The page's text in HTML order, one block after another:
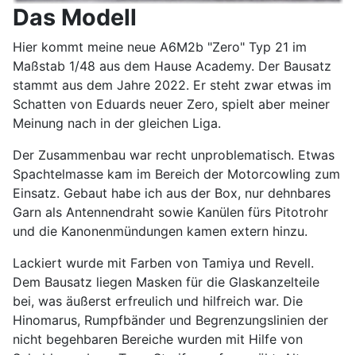
Das Modell
Hier kommt meine neue A6M2b "Zero" Typ 21 im
Maßstab 1/48 aus dem Hause Academy. Der Bausatz
stammt aus dem Jahre 2022. Er steht zwar etwas im
Schatten von Eduards neuer Zero, spielt aber meiner
Meinung nach in der gleichen Liga.
Der Zusammenbau war recht unproblematisch. Etwas
Spachtelmasse kam im Bereich der Motorcowling zum
Einsatz. Gebaut habe ich aus der Box, nur dehnbares
Garn als Antennendraht sowie Kanülen fürs Pitotrohr
und die Kanonenmündungen kamen extern hinzu.
Lackiert wurde mit Farben von Tamiya und Revell.
Dem Bausatz liegen Masken für die Glaskanzelteile
bei, was äußerst erfreulich und hilfreich war. Die
Hinomarus, Rumpfbänder und Begrenzungslinien der
nicht begehbaren Bereiche wurden mit Hilfe von